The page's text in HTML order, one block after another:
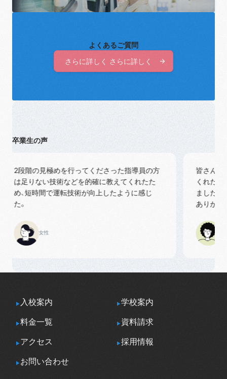
よくあるご質問
さらに詳しく さらに詳しく
さらに詳しく さらに詳しく
卒業生の声
2段階の見極めを行ってくださった指導員の方
は足りない技術などを的確に教えてくれたた
め、短時間で運転技術が向上したように感じ
た。
女性
皆さんが分
くれたお陰
ました早め
ありがとう
女性
入校案内 学校案内
料金一覧 資料請求
アクセス 採用情報
お問い合わせ